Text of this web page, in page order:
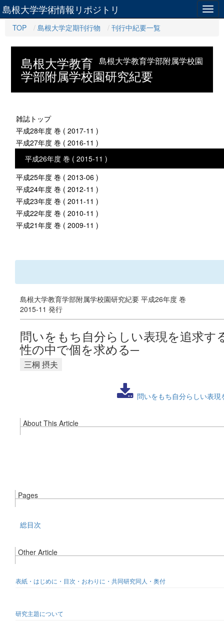
島根大学学術情報リポジトリ
TOP 島根大学定期刊行物 刊行中紀要一覧
島根大学教育学部附属学校園
島根大学教育
学部附属学校園研究紀要
雑誌トップ
平成28年度 巻 ( 2017-11 )
平成27年度 巻 ( 2016-11 )
平成26年度 巻 ( 2015-11 )
平成25年度 巻 ( 2013-06 )
平成24年度 巻 ( 2012-11 )
平成23年度 巻 ( 2011-11 )
平成22年度 巻 ( 2010-11 )
平成21年度 巻 ( 2009-11 )
島根大学教育学部附属学校園研究紀要 平成26年度 巻
2015-11 発行
問いをもち自分らしい表現を追求
性の中で個を求める─
三桐 摂夫
問いをもち自分らしい表
About This Article
Pages
総目次
Other Article
表紙・はじめに・目次・おわりに・共同研究同人・奥付
研究主題について